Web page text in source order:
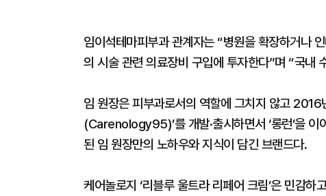
임이석테마피부과 관계자는 “병원을 확장하거나
의 시술 관련 의료장비 구입에 투자한다”며 “국내
임 원장은 피부과로서의 역할에 그치지 않고 2016
(Carenology95)’를 개발·출시하면서 ‘롱런’을
된 임 원장만의 노하우와 지식이 담긴 브랜드다.
케어놀로지 ‘리블루 울트라 리페어 크림’은 민감